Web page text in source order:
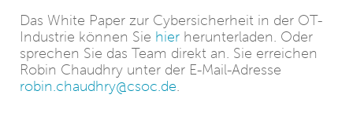
Das White Paper zur Cybersicherheit in der OT-
Industrie können Sie hier herunterladen. Oder
sprechen Sie das Team direkt an. Sie erreichen
Robin Chaudhry unter der E-Mail-Adresse
robin.chaudhry@csoc.de.